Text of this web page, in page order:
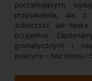
początkujących
przyswojenia, ale z
zobaczysz, jak
przyjemna.
gramatycznymi i
praktyce – bez stresu i